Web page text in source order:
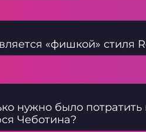
«фишкой» стиля
нужно было потратить
Чеботина?